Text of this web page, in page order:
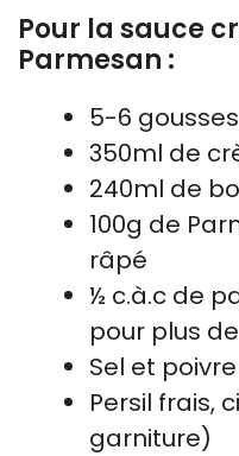
Pour la sauce
Parmesan :
5-6
350ml de
240ml de
100g de
râpé
½ c.à.c de
pour plus
Sel et
Persil frais,
garniture)